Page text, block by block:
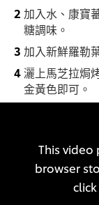
加入水、康寶
糖調味。
加入新鮮羅勒
灑上馬芝拉焗
金黃色即可。
This video
browser